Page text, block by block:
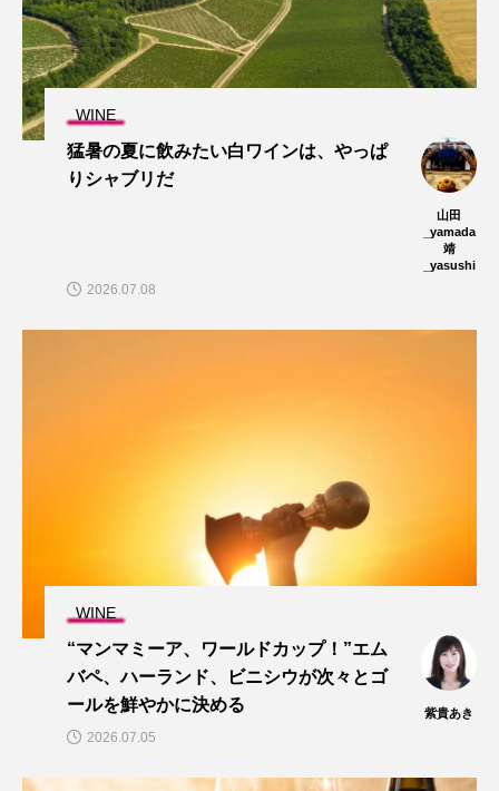
WINE
猛暑の夏に飲みたい白ワインは、やっぱ
りシャブリだ
山田
_yamada
靖
_yasushi
2026.07.08
WINE
“マンマミーア、ワールドカップ！”エム
バペ、ハーランド、ビニシウが次々とゴ
ールを鮮やかに決める
紫貴あき
2026.07.05